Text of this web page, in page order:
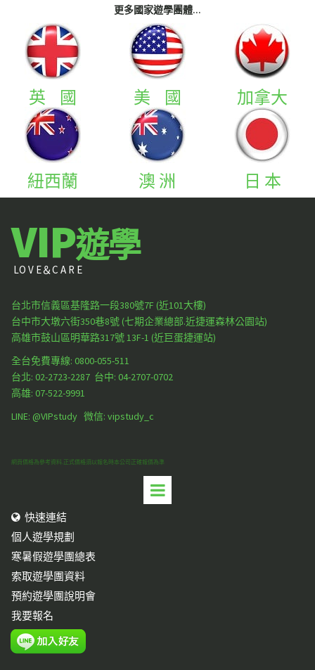
更多國家遊學團體...
英 國 美 國 加拿大
紐西蘭 澳 洲 日 本
VIP遊學
LO V E＆C A R E
台北市信義區基隆路一段380號7F (近101大樓)
台中市大墩六街350巷8號 (七期企業總部.近捷運森林公園站)
高雄市鼓山區明華路317號 13F-1 (近巨蛋捷運站)
全台免費專線: 0800-055-511
台北: 02-2723-2287 台中: 04-2707-0702
高雄: 07-522-9991
LINE: @VIPstudy 微信: vipstudy_c
網頁價格為參考資料.正式價格須以報名時本公司正確報價為準
 快速連結
個人遊學規劃
寒暑假遊學團總表
索取遊學團資料
預約遊學團說明會
我要報名